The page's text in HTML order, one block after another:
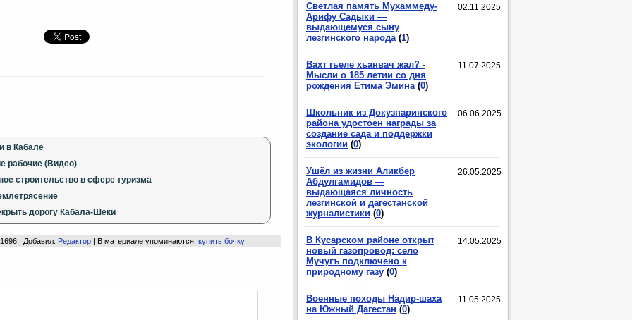
02.11.2025
Светлая память Мухаммеду-
Арифу Садыки —
выдающемуся сыну
лезгинского народа (1)
11.07.2025
Вахт гьеле хьанвач жал? -
Мысли о 185 летии со дня
рождения Етима Эмина (0)
06.06.2025
Школьник из Докузпаринского
района удостоен награды за
создание сада и поддержки
экологии (0)
26.05.2025
Ушёл из жизни Аликбер
Абдулгамидов —
выдающаяся личность
лезгинской и дагестанской
журналистики (0)
14.05.2025
В Кусарском районе открыт
новый газопровод: село
Мучугъ подключено к
природному газу (0)
11.05.2025
Военные походы Надир-шаха
на Южный Дагестан (0)
в Кабале
рабочие (Видео)
строительство в сфере туризма
дорогу Кабала-Шеки
| Добавил: Редактор | В материале упоминаются: купить бочку